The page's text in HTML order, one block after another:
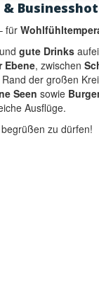
für
und gute Drinks
Ebene, zwischen
der großen
Seen sowie
Ausflüge.
zu dürfen!